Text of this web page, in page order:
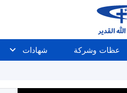
عظات وشركة شهادات